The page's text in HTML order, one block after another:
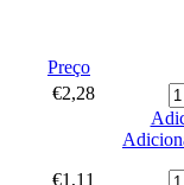
Preço
€2,28
€1,11